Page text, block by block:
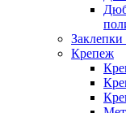
Заклепки
Крепеж